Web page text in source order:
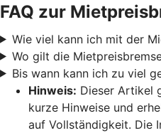
FAQ zur
Wie viel kann ich mit der
Wo gilt die
Bis wann kann ich zu viel
Hinweis: Dieser Artikel
kurze Hinweise und
auf Vollständigkeit. Die